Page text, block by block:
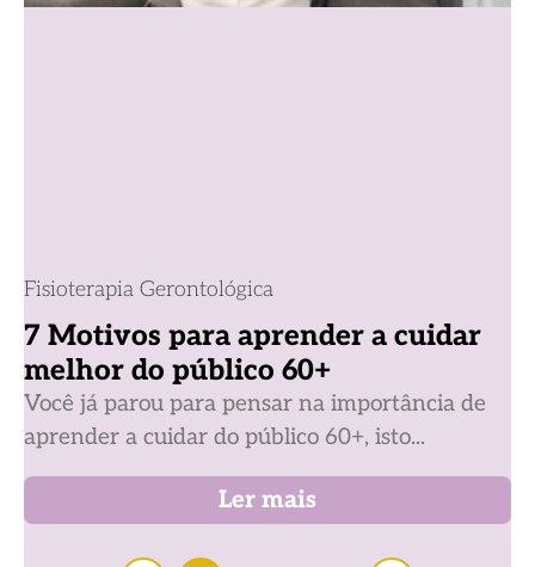
Fisioterapia Gerontológica
7 Motivos para aprender a cuidar
melhor do público 60+
Você já parou para pensar na importância de
aprender a cuidar do público 60+, isto...
Ler mais